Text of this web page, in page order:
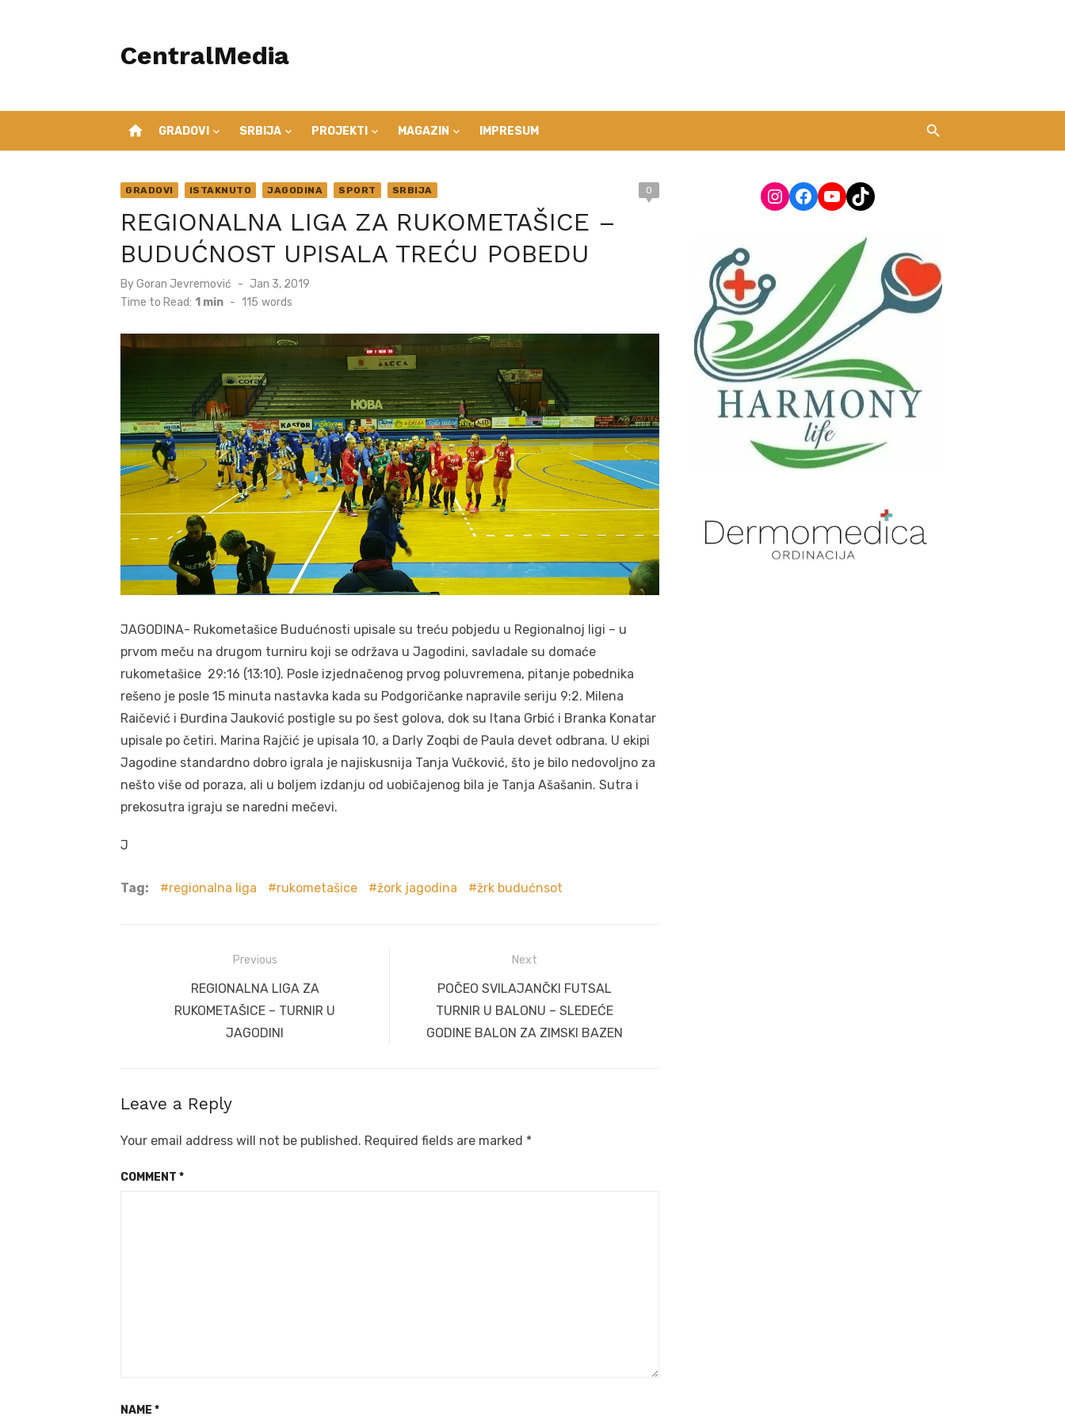
CentralMedia
home GRADOVI SRBIJA PROJEKTI MAGAZIN IMPRESUM
GRADOVI ISTAKNUTO JAGODINA SPORT SRBIJA 0
REGIONALNA LIGA ZA RUKOMETAŠICE –
BUDUĆNOST UPISALA TREĆU POBEDU
ByGoran Jevremović
Posted
on
Jan 3, 2019
Time to Read: 1 min - 115 words
JAGODINA- Rukometašice Budućnosti upisale su treću pobjedu u Regionalnoj ligi – u
prvom meču na drugom turniru koji se održava u Jagodini, savladale su domaće
rukometašice 29:16 (13:10). Posle izjednačenog prvog poluvremena, pitanje pobednika
rešeno je posle 15 minuta nastavka kada su Podgoričanke napravile seriju 9:2. Milena
Raičević i Đurđina Jauković postigle su po šest golova, dok su Itana Grbić i Branka Konatar
upisale po četiri. Marina Rajčić je upisala 10, a Darly Zoqbi de Paula devet odbrana. U ekipi
Jagodine standardno dobro igrala je najiskusnija Tanja Vučković, što je bilo nedovoljno za
nešto više od poraza, ali u boljem izdanju od uobičajenog bila je Tanja Ašašanin. Sutra i
prekosutra igraju se naredni mečevi.
J
Tag: regionalna liga rukometašice žork jagodina žrk budućnsot
navigation
Previous
Previous
post:
REGIONALNA LIGA ZA
RUKOMETAŠICE – TURNIR U
JAGODINI
Next
Next
post:
POČEO SVILAJANČKI FUTSAL
TURNIR U BALONU – SLEDEĆE
GODINE BALON ZA ZIMSKI BAZEN
Leave a Reply
Your email address will not be published. Required fields are marked *
COMMENT *
NAME *
Instagram
Facebook
YouTube
TikTok